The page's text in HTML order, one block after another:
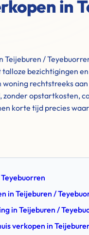
in
Teijeburen /
bezichtigingen
rechtstreeks
zonder opstartkosten,
korte tijd precies
in Teijeburen /
in Teijeburen /
verkopen in